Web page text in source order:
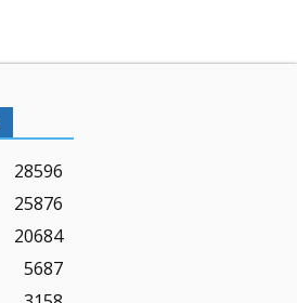
28596
25876
20684
5687